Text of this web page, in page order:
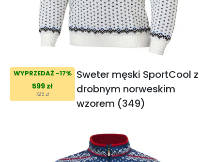
WYPRZEDAŻ -17%
599 zł
726 zł
Sweter męski SportCool z
drobnym norweskim
wzorem (349)